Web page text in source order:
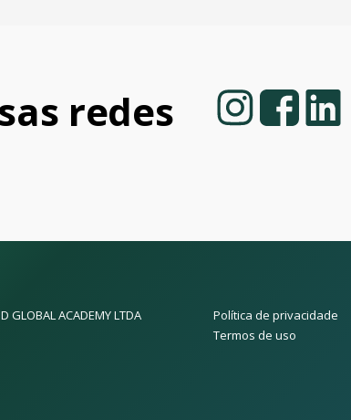
redes
GLOBAL ACADEMY LTDA
Política de privacidade
Termos de uso